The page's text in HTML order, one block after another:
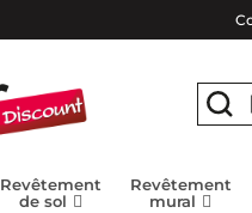
Revêtement
de sol
Revêtement
mural